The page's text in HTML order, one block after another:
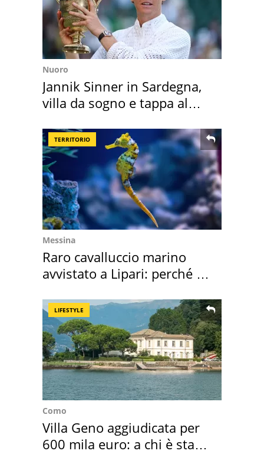
Nuoro
Jannik Sinner in Sardegna,
villa da sogno e tappa al
TERRITORIO
Messina
Raro cavalluccio marino
avvistato a Lipari: perché è
LIFESTYLE
Como
Villa Geno aggiudicata per
600 mila euro: a chi è stata